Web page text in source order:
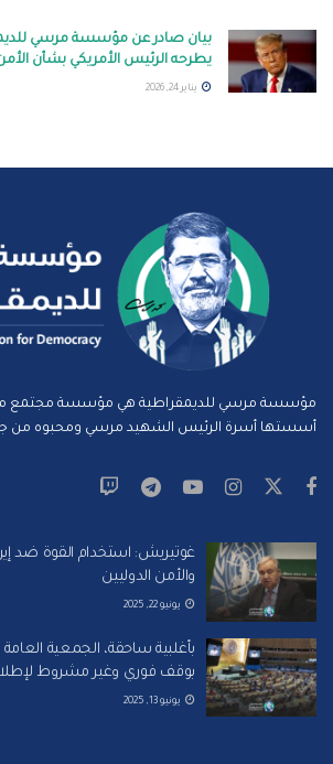
بيان صادر عن مؤسسة مرسي
يطرحه الرئيس الأمريكي بشأن
يناير 24, 2026
مؤسسة مرسي للديمقراطية هي مؤسسة مجتمع
أسستها أسرة الرئيس الشهيد مرسي ومحبوه من
غوتيريش: استخدام القوة ضد
والأمن الدوليين
يونيو 22, 2025
بأغلبية ساحقة، الجمعية
بوقف فوري وغير مشروط
يونيو 13, 2025